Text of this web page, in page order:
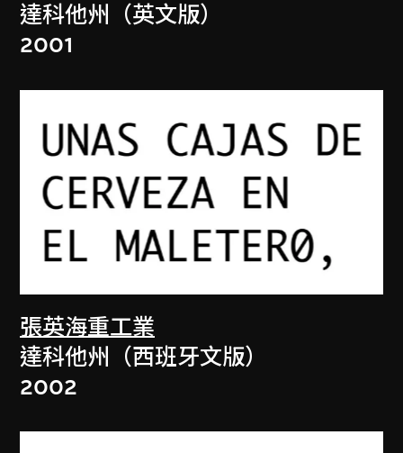
達科他州（英文版）
2001
張英海重工業
達科他州（西班牙文版）
2002